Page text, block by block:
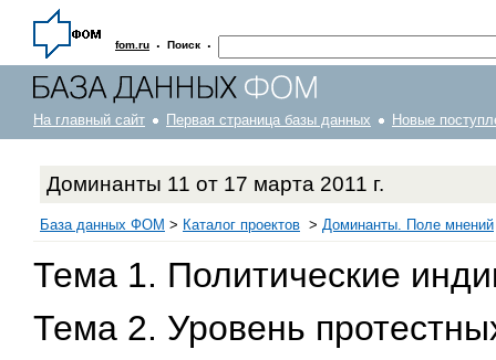
fom.ru · Поиск ·
На главный сайт Первая страница базы данных Новые
Доминанты 11 от 17 марта 2011 г.
База данных ФОМ > Каталог проектов > Доминанты. Поле мнений
Тема 1. Политические
Тема 2. Уровень